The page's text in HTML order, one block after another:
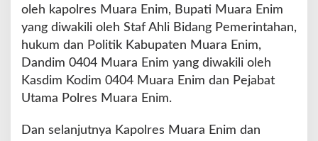
oleh kapolres Muara Enim, Bupati Muara Enim
yang diwakili oleh Staf Ahli Bidang Pemerintahan,
hukum dan Politik Kabupaten Muara Enim,
Dandim 0404 Muara Enim yang diwakili oleh
Kasdim Kodim 0404 Muara Enim dan Pejabat
Utama Polres Muara Enim.
Dan selanjutnya Kapolres Muara Enim dan